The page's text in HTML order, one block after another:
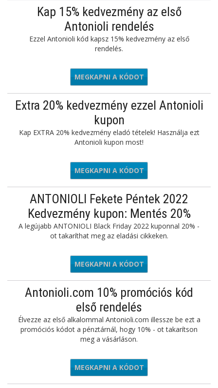
Kap 15% kedvezmény az első
Antonioli rendelés
Ezzel Antonioli kód kapsz 15% kedvezmény az első
rendelés.
WLCM15
MEGKAPNI A KÓDOT
Extra 20% kedvezmény ezzel Antonioli
kupon
Kap EXTRA 20% kedvezmény eladó tételek! Használja ezt
Antonioli kupon most!
ALE-X20
MEGKAPNI A KÓDOT
ANTONIOLI Fekete Péntek 2022
Kedvezmény kupon: Mentés 20%
A legújabb ANTONIOLI Black Friday 2022 kuponnal 20% -
ot takaríthat meg az eladási cikkeken.
TRA20SS
MEGKAPNI A KÓDOT
Antonioli.com 10% promóciós kód
első rendelés
Élvezze az első alkalommal Antonioli.com illessze be ezt a
promóciós kódot a pénztárnál, hogy 10% - ot takarítson
meg a vásárláson.
LCOME10
MEGKAPNI A KÓDOT